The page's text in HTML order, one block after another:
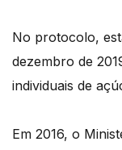
No protocolo,
dezembro de
individuais de
Em 2016, o